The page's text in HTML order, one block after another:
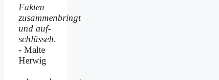
Fakten
zusammenbringt
und auf­
schlüsselt.
- Malte
Herwig